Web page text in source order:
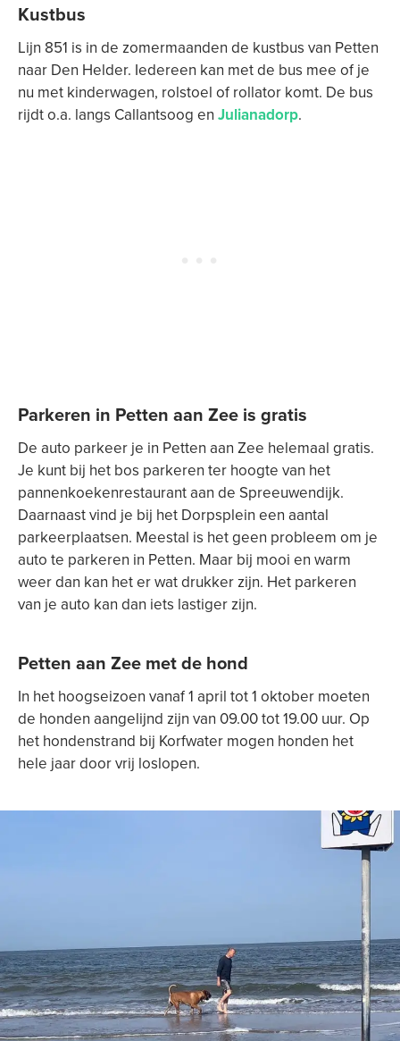
Kustbus
Lijn 851 is in de zomermaanden de kustbus van Petten
naar Den Helder. Iedereen kan met de bus mee of je
nu met kinderwagen, rolstoel of rollator komt. De bus
rijdt o.a. langs Callantsoog en Julianadorp.
Parkeren in Petten aan Zee is gratis
De auto parkeer je in Petten aan Zee helemaal gratis.
Je kunt bij het bos parkeren ter hoogte van het
pannenkoekenrestaurant aan de Spreeuwendijk.
Daarnaast vind je bij het Dorpsplein een aantal
parkeerplaatsen. Meestal is het geen probleem om je
auto te parkeren in Petten. Maar bij mooi en warm
weer dan kan het er wat drukker zijn. Het parkeren
van je auto kan dan iets lastiger zijn.
Petten aan Zee met de hond
In het hoogseizoen vanaf 1 april tot 1 oktober moeten
de honden aangelijnd zijn van 09.00 tot 19.00 uur. Op
het hondenstrand bij Korfwater mogen honden het
hele jaar door vrij loslopen.